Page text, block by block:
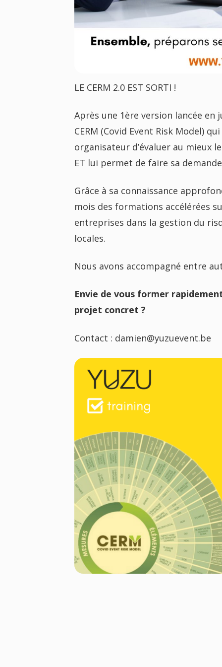
LE CERM 2.0 EST SORTI !
Après une 1ère version lancée
CERM (Covid Event Risk Model)
organisateur d’évaluer au mieux
ET lui permet de faire sa
Grâce à sa connaissance
mois des formations accélérées
entreprises dans la gestion du
locales.
Nous avons accompagné entre
Envie de vous former
projet concret ?
Contact : damien@yuzuevent.be